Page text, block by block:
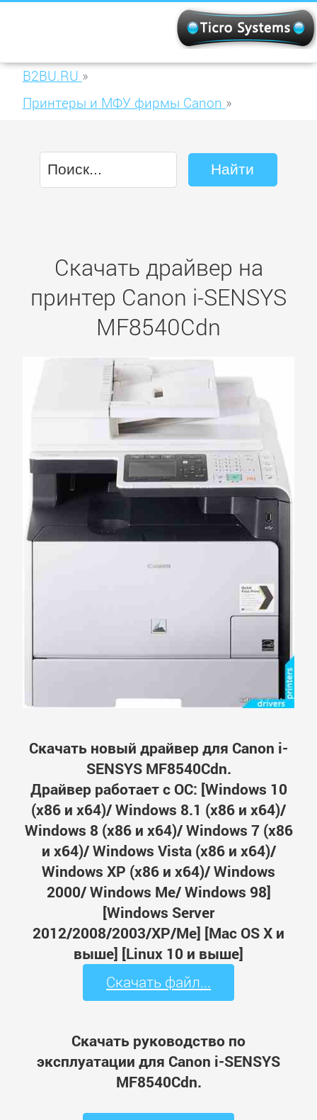
B2BU.RU »
Принтеры и МФУ фирмы Canon »
Скачать драйвер на
принтер Canon i-SENSYS
MF8540Cdn
Скачать новый драйвер для Canon i-
SENSYS MF8540Cdn.
Драйвер работает с ОС: [Windows 10
(x86 и x64)/ Windows 8.1 (x86 и x64)/
Windows 8 (x86 и x64)/ Windows 7 (x86
и x64)/ Windows Vista (x86 и x64)/
Windows XP (x86 и x64)/ Windows
2000/ Windows Me/ Windows 98]
[Windows Server
2012/2008/2003/XP/Me] [Mac OS X и
выше] [Linux 10 и выше]
Скачать файл...
Скачать руководство по
эксплуатации для Canon i-SENSYS
MF8540Cdn.